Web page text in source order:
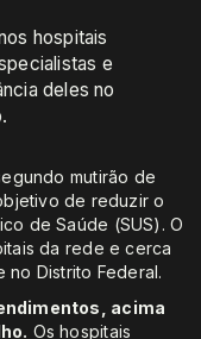
hospitais
e
deles no
mutirão de
de reduzir o
de Saúde (SUS). O
da rede e cerca
no Distrito Federal.
acima
Os hospitais